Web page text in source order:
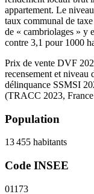
appartement. Le
taux communal de
de « cambriolages » y
contre 3,1 pour 1000
Prix de vente DVF
recensement et
délinquance SSMSI
(TRACC 2023,
Population
13 455 habitants
Code INSEE
01173